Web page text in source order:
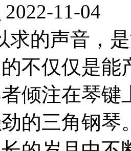
2022-11-04
求的声音，
不仅仅是
倾注在琴键
的三角钢琴